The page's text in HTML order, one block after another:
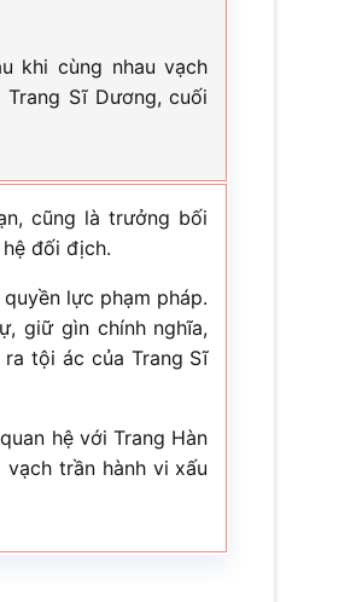
khi cùng nhau vạch
Sĩ Dương, cuối
cũng là trưởng bối
đối địch.
lực phạm pháp.
giữ gìn chính nghĩa,
tội ác của Trang Sĩ
hệ với Trang Hàn
vạch trần hành vi xấu